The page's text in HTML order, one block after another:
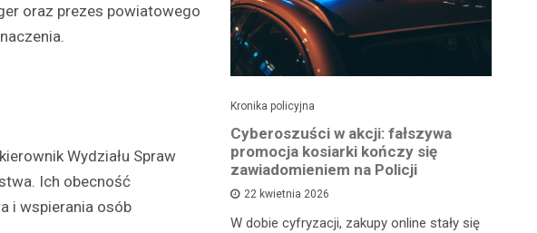
oraz prezes powiatowego
Wydziału Spraw
Ich obecność
i wspierania osób
kierowcę
2026
postępowania
Kronika policyjna
Cyberoszuści w akcji: fałszywa
promocja kosiarki kończy się
zawiadomieniem na Policji
22 kwietnia 2026
W dobie cyfryzacji, zakupy online stały się